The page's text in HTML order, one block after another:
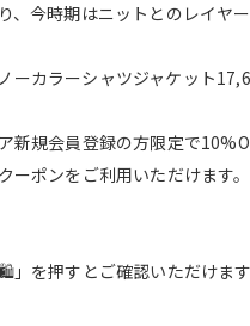
、今時期はニットとのレイヤ
ーカラーシャツジャケット
新規会員登録の方限定で
ーポンをご利用いただけます。
を押すとご確認いただけます